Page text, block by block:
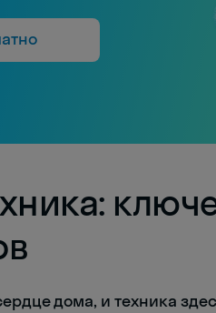
дома, и техника